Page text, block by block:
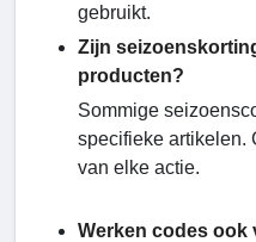
gebruikt.
Zijn
producten?
Sommige
specifieke artikelen.
van elke actie.
Werken codes ook